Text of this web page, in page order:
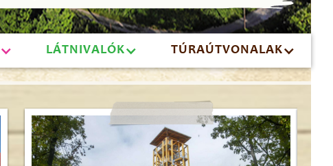
LÁTNIVALÓK TÚRAÚTVONALAK